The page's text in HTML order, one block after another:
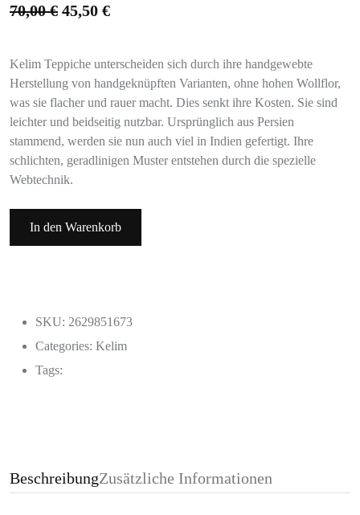
70,00€ 45,50 €
Kelim Teppiche unterscheiden sich durch ihre handgewebte
Herstellung von handgeknüpften Varianten, ohne hohen Wollflor,
was sie flacher und rauer macht. Dies senkt ihre Kosten. Sie sind
leichter und beidseitig nutzbar. Ursprünglich aus Persien
stammend, werden sie nun auch viel in Indien gefertigt. Ihre
schlichten, geradlinigen Muster entstehen durch die spezielle
Webtechnik.
In den Warenkorb
SKU: 2629851673
Categories: Kelim
Tags:
BeschreibungZusätzliche Informationen